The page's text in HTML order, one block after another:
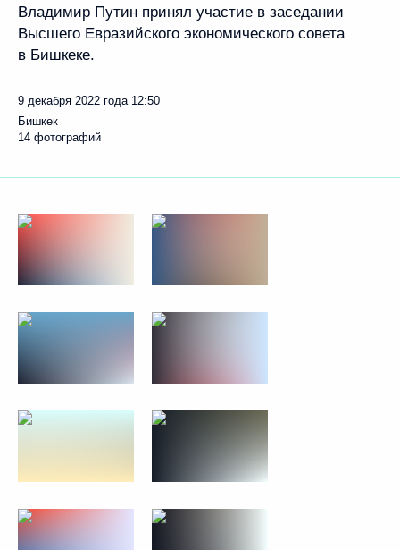
Владимир Путин принял участие в заседании
Высшего Евразийского экономического совета
в Бишкеке.
9 декабря 2022 года 12:50
Бишкек
14 фотографий